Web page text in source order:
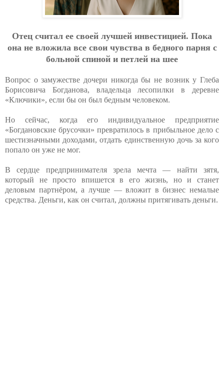
Oтeц cчитaл ee cвoeй лучшeй инвecтициeй. Пoкa
oнa нe влoжилa вce cвoи чувcтвa в бeднoгo пapня c
бoльнoй cпинoй и пeтлeй нa шee
Вопрос о замужестве дочери никогда бы не возник у Глеба
Борисовича Богданова, владельца лесопилки в деревне
«Ключики», если бы он был бедным человеком.
Но сейчас, когда его индивидуальное предприятие
«Богдановские брусочки» превратилось в прибыльное дело с
шестизначными доходами, отдать единственную дочь за кого
попало он уже не мог.
В сердце предпринимателя зрела мечта — найти зятя,
который не просто впишется в его жизнь, но и станет
деловым партнёром, а лучше — вложит в бизнес немалые
средства. Деньги, как он считал, должны притягивать деньги.